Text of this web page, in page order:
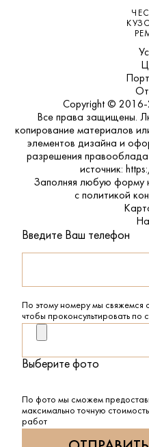
Copyright ©
Все права защищены.
копирование материалов
элементов дизайна и
разрешения
источник:
Заполняя любую форму
с политикой
Введите Ваш телефон
По этому номеру мы свяжемся
чтобы проконсультировать по
Выберите фото
По фото мы сможем
максимально точную
работ